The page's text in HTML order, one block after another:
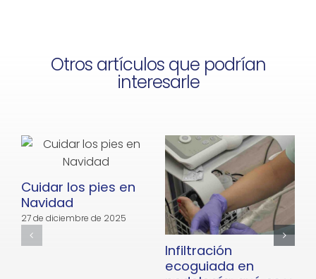
Otros artículos que podrían
interesarle
Cuidar los pies en
Navidad
27 de diciembre de 2025
Infiltración
ecoguiada en